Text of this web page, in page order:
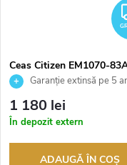
Ceas Citizen EM1070-
Garanție extinsă pe 5
Până la 100 de zile pentru
returnarea bunurilor. Vânzător
autorizat
1 180 lei
În depozit extern
ADAUGĂ ÎN COŞ